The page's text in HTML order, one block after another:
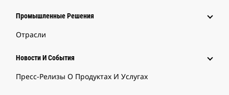
Промышленные Решения
Отрасли
Новости И События
Пресс-Релизы О Продуктах И Услугах